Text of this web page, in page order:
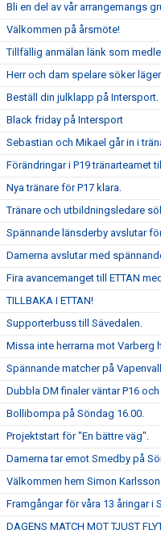
Bli en del av vår arrangemangs
Välkommen på årsmöte!
Tillfällig anmälan länk som
Herr och dam spelare söker
Beställ din julklapp på Intersport.
Black friday på Intersport
Sebastian och Mikael går in i
Förändringar i P19 tränarteamet
Nya tränare för P17 klara.
Tränare och utbildningsledare
Spännande länsderby avslutar
Damerna avslutar med
Fira avancemanget till ETTAN
TILLBAKA I ETTAN!
Supporterbuss till Sävedalen.
Missa inte herrarna mot Varberg
Spännande matcher på
Dubbla DM finaler väntar P16 och
Bollibompa på Söndag 16.00.
Projektstart för "En bättre väg".
Damerna tar emot Smedby på
Välkommen hem Simon
Framgångar för våra 13 åringar i
DAGENS MATCH MOT TJUST